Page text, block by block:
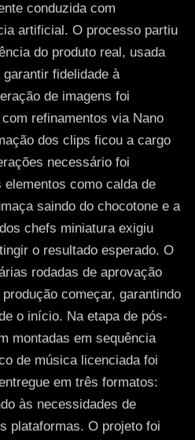
conduzida com
artificial. O processo partiu
do produto real, usada
fidelidade à
de imagens foi
refinamentos via Nano
dos clips ficou a cargo
necessário foi
como calda de
saindo do chocotone e a
chefs miniatura exigiu
o resultado esperado. O
rodadas de aprovação
começar, garantindo
o início. Na etapa de pós-
montadas em sequência
de música licenciada foi
em três formatos:
às necessidades de
plataformas. O projeto foi